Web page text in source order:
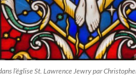
l’église St. Lawrence Jewry par